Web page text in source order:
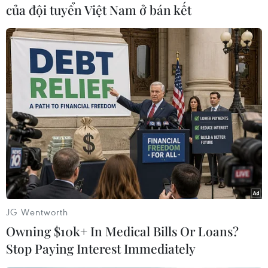
hạnh phúc," thủ môn Hugo Lloris nói.
Giroud đang có phong độ ghi bàn cao
Thêm nữa, tuyển Pháp đang sở hữu những cá
của đội tuyển Việt Nam ở bán kết
JG Wentworth
Owning $10k+ In Medical Bills Or Loans?
Stop Paying Interest Immediately